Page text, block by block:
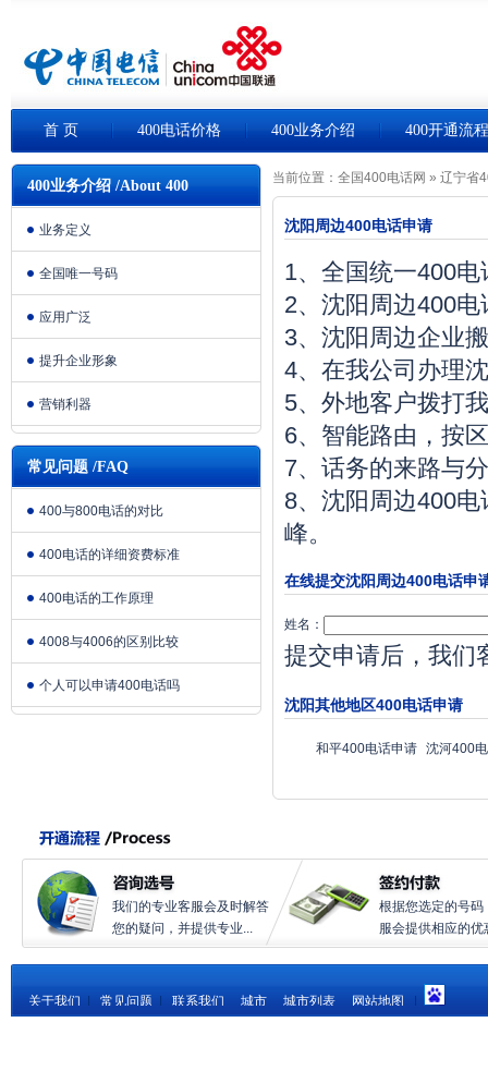
首 页 400电话价格 400业务介绍 400开通流程
400业务介绍 /About 400
业务定义
全国唯一号码
应用广泛
提升企业形象
营销利器
常见问题 /FAQ
400与800电话的对比
400电话的详细资费标准
400电话的工作原理
4008与4006的区别比较
个人可以申请400电话吗
当前位置： 全国400电话网 » 辽宁省
沈阳周边400电话申请
1、全国统一400
2、沈阳周边400
3、沈阳周边企业
4、在我公司办理
5、外地客户拨打
6、智能路由，按
7、话务的来路与
8、沈阳周边400
峰。
在线提交沈阳周边400电话申
姓名：
提交申请后，我们
沈阳其他地区400电话申请
和平400电话申请 沈河400
我们的专业客服会及时解答
您的疑问，并提供专业...
根据您选定的号码
服会提供相应的优
关于我们 常见问题 联系我们 城市 城市列表 网站地图